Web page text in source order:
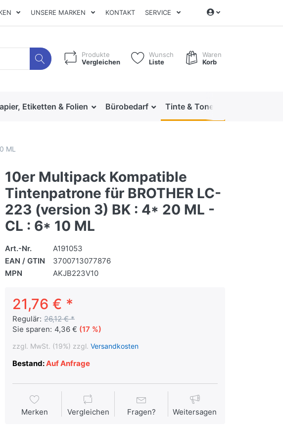
UNSERE MARKEN KONTAKT SERVICE
Produkte
Vergleichen
Wunsch
Liste
Waren
Korb
Etiketten & Folien Bürobedarf Tinte & Toner
ML
10er Multipack Kompatible
Tintenpatrone für BROTHER LC-
223 (version 3) BK : 4* 20 ML -
CL : 6* 10 ML
Art.-Nr.
A191053
EAN / GTIN
3700713077876
MPN
AKJB223V10
21,76 € *
Regulär: 26,12 € *
Sie sparen: 4,36 € (17 %)
zzgl. MwSt. (19%) zzgl. Versandkosten
Bestand:Auf Anfrage
Merken Vergleichen Fragen? Weitersagen